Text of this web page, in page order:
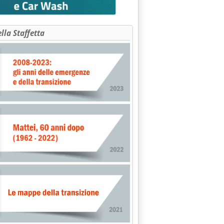
2000 alle 10.32.
GAS VALUTANO RICORSO CONTRO DECRETO RONCHI'
Staffetta